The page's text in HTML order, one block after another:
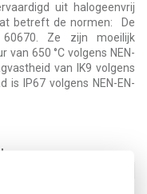
uit halogeenvrij
betreft de normen: De
60670. Ze zijn moeilijk
650 °C volgens NEN-
van IK9 volgens
is IP67 volgens NEN-EN-